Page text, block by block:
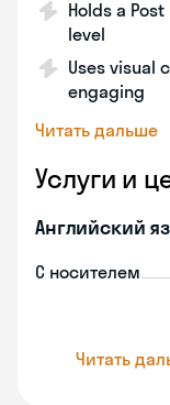
Holds a
level
Uses visual
engaging
Читать дальше
Услуги и
Английский
С носителем
Читать